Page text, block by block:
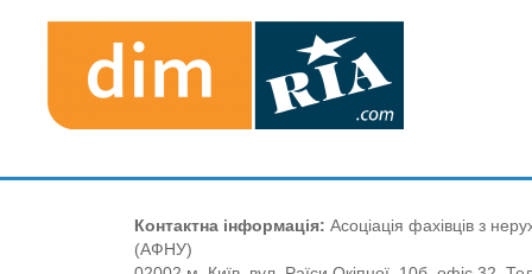
Контактна інформація: Асоціація фахівців з
(АФНУ)